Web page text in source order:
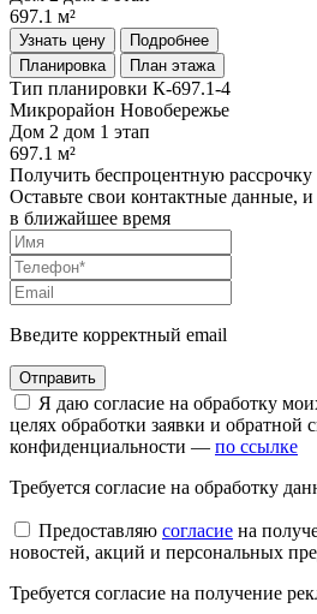
697.1 м²
Узнать цену
Подробнее
Планировка
План этажа
Тип планировки К-697.1-4
Микрорайон Новобережье
Дом 2 дом 1 этап
697.1 м²
Получить беспроцентную рассрочку
Оставьте свои контактные данные,
в ближайшее время
Введите корректный email
Я даю согласие на обработку
целях обработки заявки и обратной
конфиденциальности — по ссылке
Требуется согласие на обработку
Предоставляю согласие на
новостей, акций и персональных
Требуется согласие на получение